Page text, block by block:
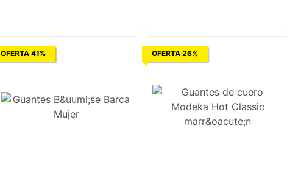
OFERTA 41% OFERTA 26%